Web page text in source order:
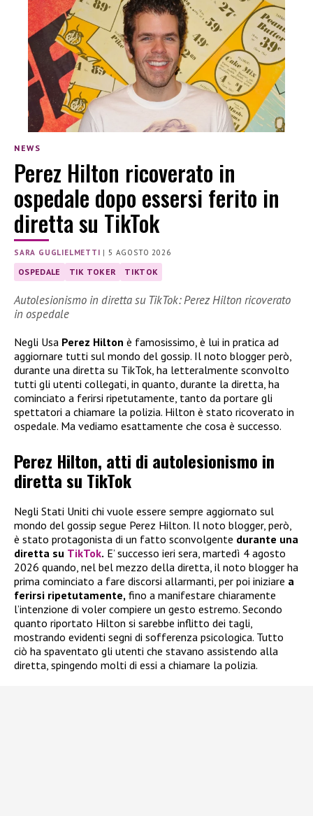
NEWS
Perez Hilton ricoverato in
ospedale dopo essersi ferito in
diretta su TikTok
SARA GUGLIELMETTI |5 AGOSTO 2026
OSPEDALE TIK TOKER TIKTOK
Autolesionismo in diretta su TikTok: Perez Hilton ricoverato
in ospedale
Negli Usa Perez Hilton è famosissimo, è lui in pratica ad
aggiornare tutti sul mondo del gossip. Il noto blogger però,
durante una diretta su TikTok, ha letteralmente sconvolto
tutti gli utenti collegati, in quanto, durante la diretta, ha
cominciato a ferirsi ripetutamente, tanto da portare gli
spettatori a chiamare la polizia. Hilton è stato ricoverato in
ospedale. Ma vediamo esattamente che cosa è successo.
Perez Hilton, atti di autolesionismo in
diretta su TikTok
Negli Stati Uniti chi vuole essere sempre aggiornato sul
mondo del gossip segue Perez Hilton. Il noto blogger, però,
è stato protagonista di un fatto sconvolgente durante una
diretta su TikTok. E’ successo ieri sera, martedì 4 agosto
2026 quando, nel bel mezzo della diretta, il noto blogger ha
prima cominciato a fare discorsi allarmanti, per poi iniziare a
ferirsi ripetutamente, fino a manifestare chiaramente
l’intenzione di voler compiere un gesto estremo. Secondo
quanto riportato Hilton si sarebbe inflitto dei tagli,
mostrando evidenti segni di sofferenza psicologica. Tutto
ciò ha spaventato gli utenti che stavano assistendo alla
diretta, spingendo molti di essi a chiamare la polizia.